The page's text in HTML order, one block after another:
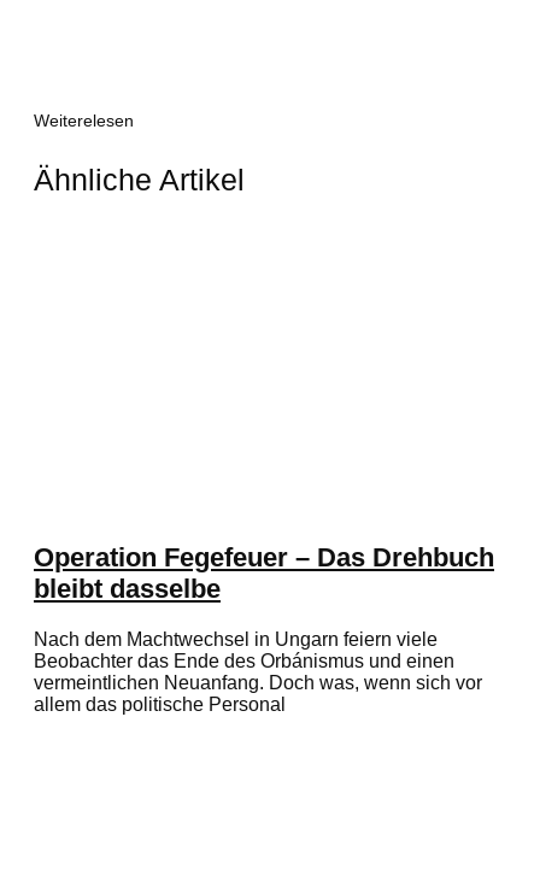
Weiterelesen
Ähnliche Artikel
Operation Fegefeuer – Das Drehbuch
bleibt dasselbe
Nach dem Machtwechsel in Ungarn feiern viele
Beobachter das Ende des Orbánismus und einen
vermeintlichen Neuanfang. Doch was, wenn sich vor
allem das politische Personal